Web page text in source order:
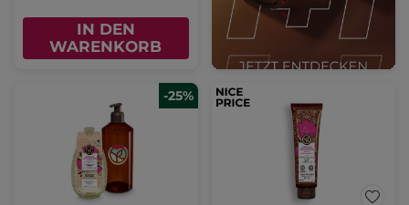
IN DEN
WARENKORB
-25%